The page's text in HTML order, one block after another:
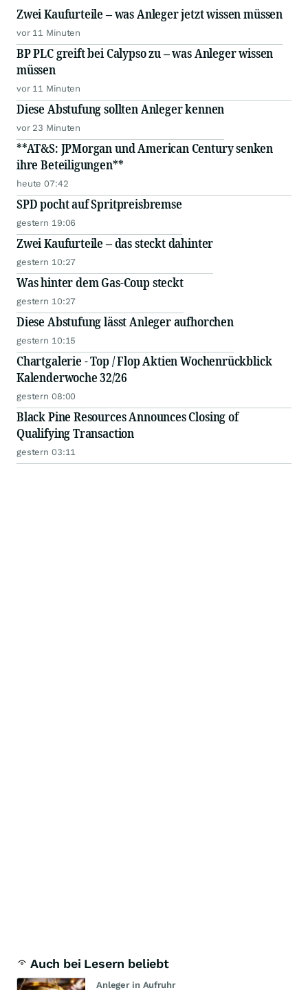
Zwei Kaufurteile – was Anleger jetzt wissen müssen
vor 11 Minuten
BP PLC greift bei Calypso zu – was Anleger wissen
müssen
vor 11 Minuten
Diese Abstufung sollten Anleger kennen
vor 23 Minuten
**AT&S: JPMorgan und American Century senken
ihre Beteiligungen**
heute 07:42
SPD pocht auf Spritpreisbremse
gestern 19:06
Zwei Kaufurteile – das steckt dahinter
gestern 10:27
Was hinter dem Gas-Coup steckt
gestern 10:27
Diese Abstufung lässt Anleger aufhorchen
gestern 10:15
Chartgalerie - Top / Flop Aktien Wochenrückblick
Kalenderwoche 32/26
gestern 08:00
Black Pine Resources Announces Closing of
Qualifying Transaction
gestern 03:11
Auch bei Lesern beliebt
Anleger in Aufruhr